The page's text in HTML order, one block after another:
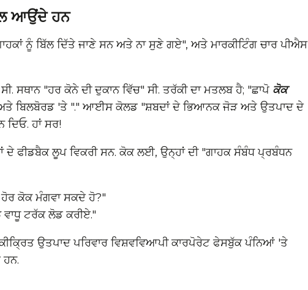
ਆਉਂਦੇ ਹਨ
ਨੂੰ ਬਿੱਲ ਦਿੱਤੇ ਜਾਣੇ ਸਨ ਅਤੇ ਨਾ ਸੁਣੇ ਗਏ", ਅਤੇ ਮਾਰਕੀਟਿੰਗ ਚਾਰ ਪੀਐਸ
ਸਥਾਨ "ਹਰ ਕੋਨੇ ਦੀ ਦੁਕਾਨ ਵਿੱਚ" ਸੀ. ਤਰੱਕੀ ਦਾ ਮਤਲਬ ਹੈ; "ਛਾਪੋ ਕੋਕ
ਬਿਲਬੋਰਡ 'ਤੇ "." ਆਈਸ ਕੋਲਡ "ਸ਼ਬਦਾਂ ਦੇ ਭਿਆਨਕ ਜੋੜ ਅਤੇ ਉਤਪਾਦ ਦੇ
ਹਾਂ ਸਰ!
ਦੇ ਫੀਡਬੈਕ ਲੂਪ ਵਿਕਰੀ ਸਨ. ਕੋਕ ਲਈ, ਉਨ੍ਹਾਂ ਦੀ "ਗਾਹਕ ਸੰਬੰਧ ਪ੍ਰਬੰਧਨ
ਹੋਰ ਕੋਕ ਮੰਗਵਾ ਸਕਦੇ ਹੋ?"
ਟਰੱਕ ਲੋਡ ਕਰੀਏ."
ਉਤਪਾਦ ਪਰਿਵਾਰ ਵਿਸ਼ਵਵਿਆਪੀ ਕਾਰਪੋਰੇਟ ਫੇਸਬੁੱਕ ਪੰਨਿਆਂ 'ਤੇ
ਹਨ.